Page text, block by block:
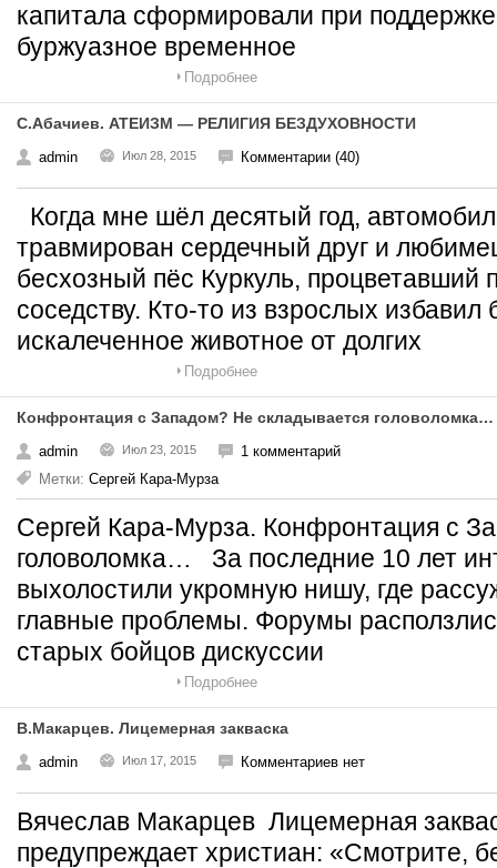
капитала сформировали при
буржуазное временное
Подробнее
С.Абачиев. АТЕИЗМ — РЕЛИГИЯ БЕЗДУХОВНОСТИ
admin Июл 28, 2015 Комментарии (40)
Когда мне шёл деcятый год,
травмирован сердечный друг и
бесхозный пёс Куркуль, процветавший
соседству. Кто-то из взрослых избавил
искалеченное животное от долгих
Подробнее
Конфронтация с Западом? Не складывается головоломка…
admin Июл 23, 2015
1 комментарий
Метки: Сергей Кара-Мурза
Сергей Кара-Мурза. Конфронтация с
головоломка… За последние 10 лет
выхолостили укромную нишу, где
главные проблемы. Форумы
старых бойцов дискуссии
Подробнее
В.Макарцев. Лицемерная закваска
admin Июл 17, 2015 Комментариев нет
Вячеслав Макарцев Лицемерная
предупреждает христиан: «Смотрите,